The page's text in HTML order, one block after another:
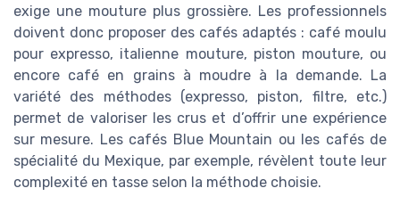
exige une mouture plus grossière. Les professionnels
doivent donc proposer des cafés adaptés : café moulu
pour expresso, italienne mouture, piston mouture, ou
encore café en grains à moudre à la demande. La
variété des méthodes (expresso, piston, filtre, etc.)
permet de valoriser les crus et d’offrir une expérience
sur mesure. Les cafés Blue Mountain ou les cafés de
spécialité du Mexique, par exemple, révèlent toute leur
complexité en tasse selon la méthode choisie.